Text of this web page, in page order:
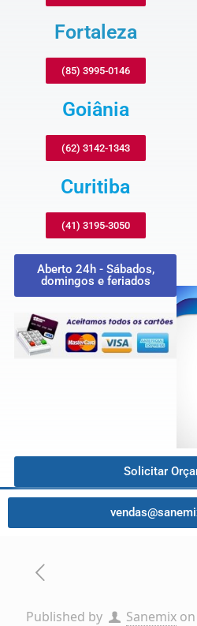
Fortaleza
(85) 3995-0146
Goiânia
(62) 3142-1343
Curitiba
(41) 3195-3050
Aberto 24h - Sábados,
domingos e feriados
Solicitar
Published by Sanemix on